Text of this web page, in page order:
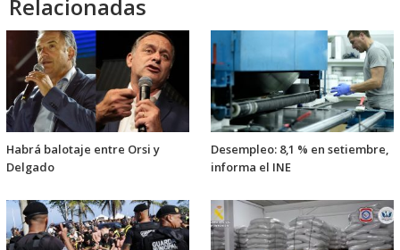
Relacionadas
Habrá balotaje entre Orsi y
Delgado
Desempleo: 8,1 % en setiembre,
informa el INE